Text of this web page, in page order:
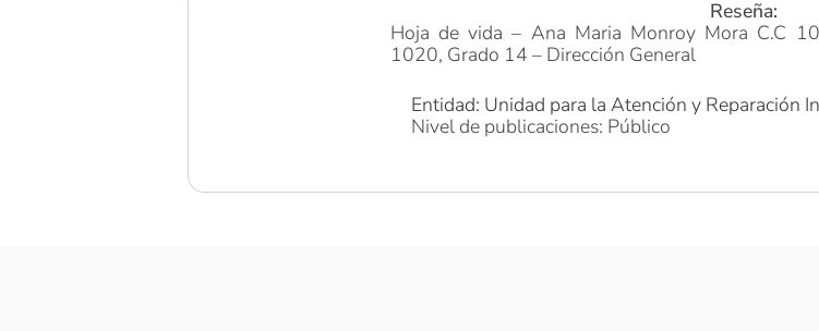
Reseña:
Hoja de vida – Ana Maria Monroy Mora C.C
1020, Grado 14 – Dirección General
Entidad: Unidad para la Atención y Reparación
Nivel de publicaciones: Público